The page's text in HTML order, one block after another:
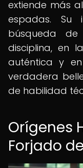
extiende más
espadas. Su
búsqueda
disciplina, en
auténtica y
verdadera
de habilidad
Orígenes
Forjado